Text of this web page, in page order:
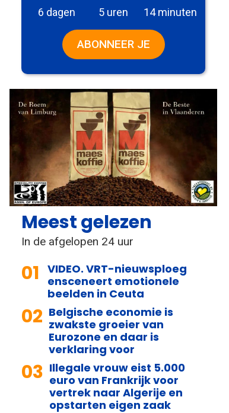
6 dagen 5 uren 14 minuten
ABONNEER JE
Meest gelezen
In de afgelopen 24 uur
01 VIDEO. VRT-nieuwsploeg
ensceneert emotionele
beelden in Ceuta
02 Belgische economie is
zwakste groeier van
Eurozone en daar is
verklaring voor
03 Illegale vrouw eist 5.000
euro van Frankrijk voor
vertrek naar Algerije en
opstarten eigen zaak